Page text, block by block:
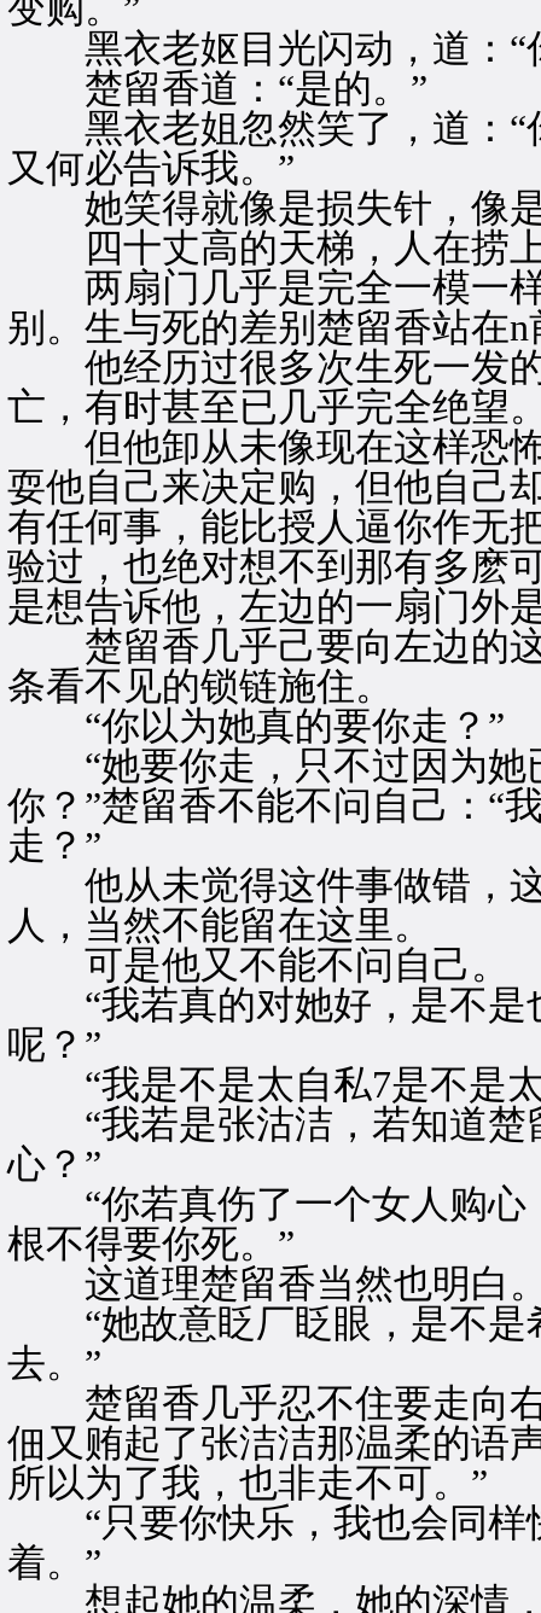
变购。”
黑衣老妪目光闪动，道：“
楚留香道：“是的。”
黑衣老姐忽然笑了，道：“
又何必告诉我。”
她笑得就像是损失针，像是
四十丈高的天梯，人在捞
两扇门几乎是完全一模一样
别。生与死的差别楚留香站在
他经历过很多次生死一发的
亡，有时甚至已几乎完全绝望
但他卸从未像现在这样恐怖
耍他自己来决定购，但他自己
有任何事，能比授人逼你作无
验过，也绝对想不到那有多麽
是想告诉他，左边的一扇门外
楚留香几乎己要向左边的这
条看不见的锁链施住。
“你以为她真的要你走？”
“她要你走，只不过因为她
你？”楚留香不能不问自己：“
走？”
他从未觉得这件事做错，这
人，当然不能留在这里。
可是他又不能不问自己。
“我若真的对她好，是不是
呢？”
“我是不是太自私7是不是
“我若是张沽洁，若知道楚
心？”
“你若真伤了一个女人购心
根不得要你死。”
这道理楚留香当然也明白
“她故意眨厂眨眼，是不是
去。”
楚留香几乎忍不住要走向右
佃又贿起了张洁洁那温柔的语
所以为了我，也非走不可。”
“只要你快乐，我也会同样
着。”
想起她的温柔，她的深情，